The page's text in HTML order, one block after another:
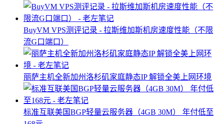
BuyVM VPS测评记录 - 拉斯维加斯机房速度性能（不限
流G口端口）
丽萨主机全新加州洛杉矶家庭静态IP 解锁全美上网环境
标准互联美国BGP轻量云服务器（4GB 30M） 年付低至